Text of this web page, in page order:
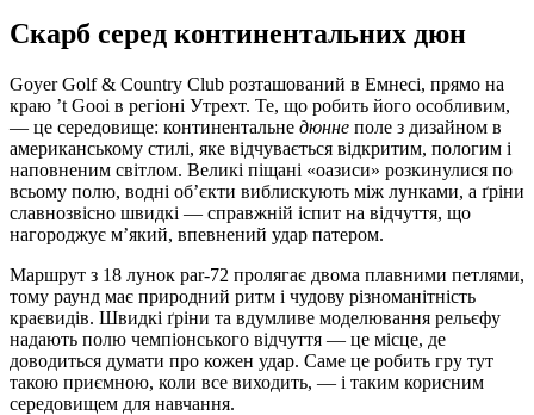
Скарб серед континентальних дюн
Goyer Golf & Country Club розташований в Емнесі, прямо на
краю ’t Gooi в регіоні Утрехт. Те, що робить його особливим,
— це середовище: континентальне дюнне поле з дизайном в
американському стилі, яке відчувається відкритим, пологим і
наповненим світлом. Великі піщані «оазиси» розкинулися по
всьому полю, водні об’єкти виблискують між лунками, а ґріни
славнозвісно швидкі — справжній іспит на відчуття, що
нагороджує м’який, впевнений удар патером.
Маршрут з 18 лунок par-72 пролягає двома плавними петлями,
тому раунд має природний ритм і чудову різноманітність
краєвидів. Швидкі ґріни та вдумливе моделювання рельєфу
надають полю чемпіонського відчуття — це місце, де
доводиться думати про кожен удар. Саме це робить гру тут
такою приємною, коли все виходить, — і таким корисним
середовищем для навчання.